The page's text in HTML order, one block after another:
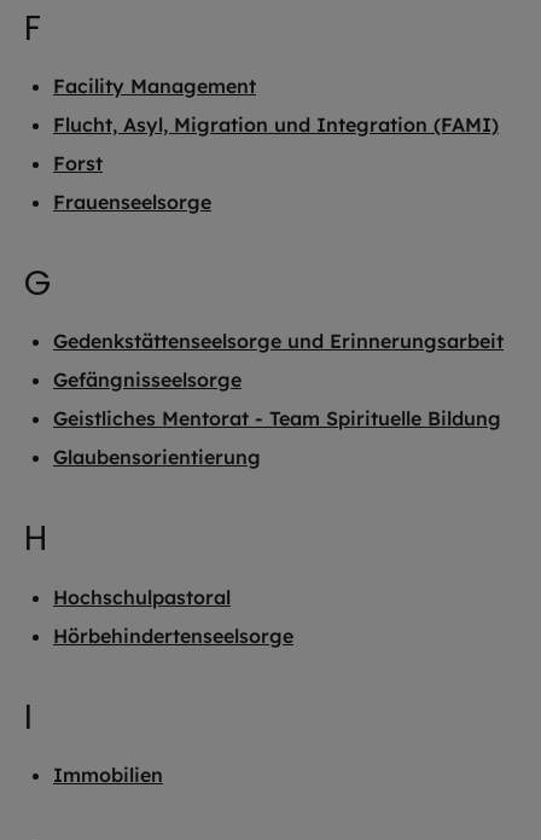
F
Facility Management
Flucht, Asyl, Migration und Integration (FAMI)
Forst
Frauenseelsorge
G
Gedenkstättenseelsorge und Erinnerungsarbeit
Gefängnisseelsorge
Geistliches Mentorat - Team Spirituelle Bildung
Glaubensorientierung
H
Hochschulpastoral
Hörbehindertenseelsorge
I
Immobilien